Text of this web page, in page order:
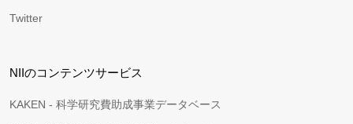
Twitter
NIIのコンテンツサービス
KAKEN - 科学研究費助成事業データベース